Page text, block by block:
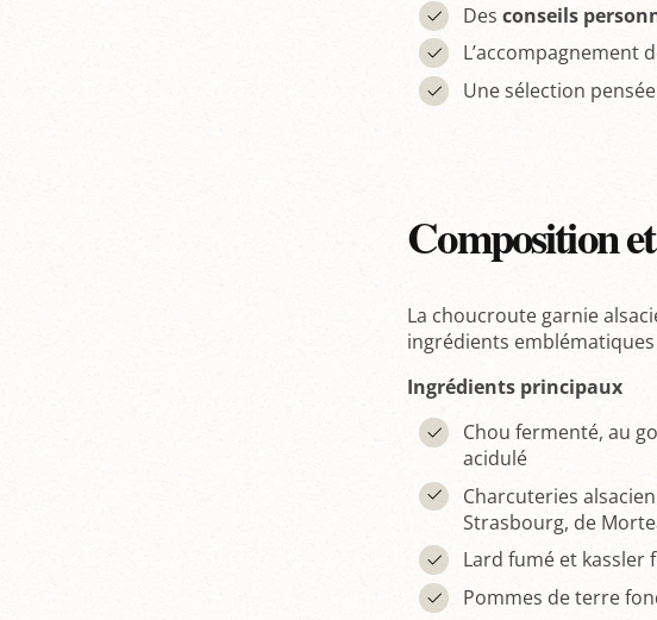
Des conseils
L’accompagnement
Une sélection
Composition
La choucroute garnie
ingrédients
Ingrédients principaux
Chou fermenté, au
acidulé
Charcuteries
Strasbourg, de
Lard fumé et kassler
Pommes de terre